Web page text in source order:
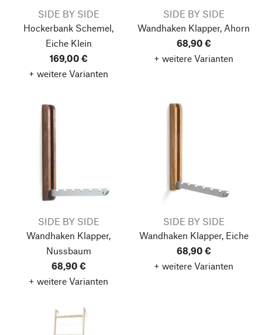
SIDE BY SIDE
Hockerbank Schemel,
EicheKlein
169,00 €
+ weitere Varianten
SIDE BY SIDE
Wandhaken Klapper, Ahorn
68,90 €
+ weitere Varianten
SIDE BY SIDE
Wandhaken Klapper,
Nussbaum
68,90 €
+ weitere Varianten
SIDE BY SIDE
Wandhaken Klapper, Eiche
68,90 €
+ weitere Varianten